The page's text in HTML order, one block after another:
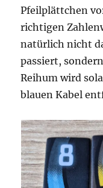
Pfeilplättchen
richtigen
natürlich nicht
passiert,
Reihum wird
blauen Kabel